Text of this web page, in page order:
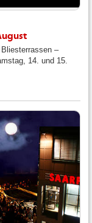
–
14. und 15.